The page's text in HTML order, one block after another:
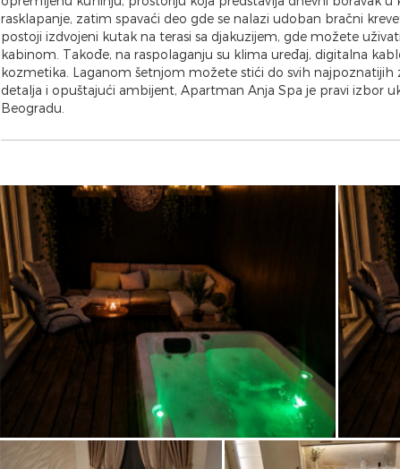
rasklapanje, zatim spavaći deo gde se nalazi udoban bračni
postoji izdvojeni kutak na terasi sa djakuzijem, gde možete
kabinom. Takođe, na raspolaganju su klima uređaj, digitalna
kozmetika. Laganom šetnjom možete stići do svih najpoznatijih
detalja i opuštajući ambijent, Apartman Anja Spa je pravi izbor
Beogradu.